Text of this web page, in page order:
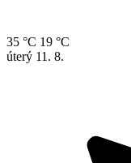
35 °C 19 °C
úterý 11. 8.